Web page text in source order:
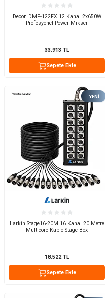
Decon DMP-122FX 12 Kanal 2x650W
Profesyonel Power Mikser
33.913 TL
Sepete Ekle
YENI
Larkin Stage16-20M 16 Kanal 20 Metre
Multicore Kablo Stage Box
18.522TL
Sepete Ekle